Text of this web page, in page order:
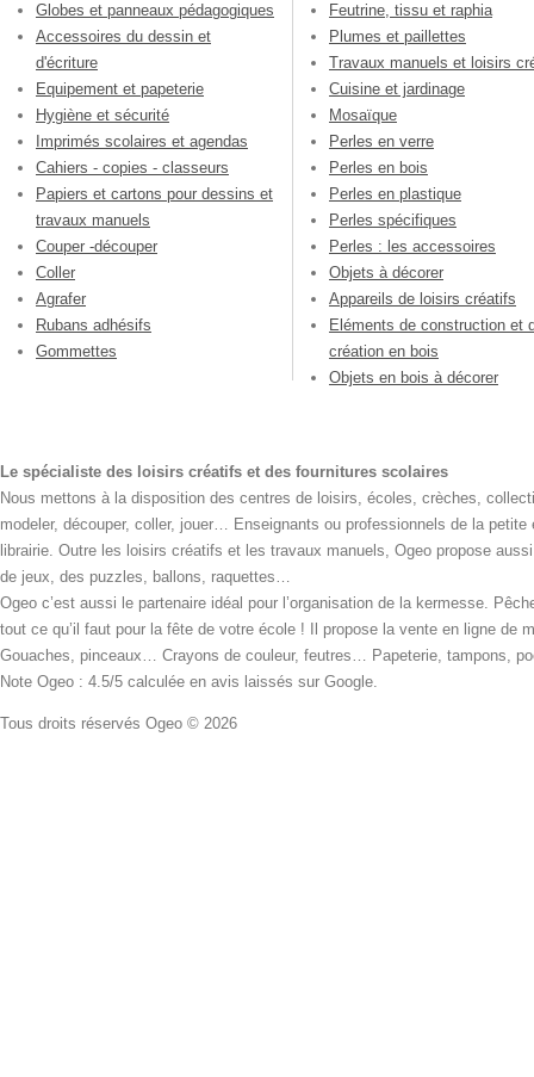
Globes et panneaux pédagogiques
Accessoires du dessin et
d'écriture
Equipement et papeterie
Hygiène et sécurité
Imprimés scolaires et agendas
Cahiers - copies - classeurs
Papiers et cartons pour dessins et
travaux manuels
Couper -découper
Coller
Agrafer
Rubans adhésifs
Gommettes
Feutrine, tissu et raphia
Plumes et paillettes
Travaux manuels et loisirs
Cuisine et jardinage
Mosaïque
Perles en verre
Perles en bois
Perles en plastique
Perles spécifiques
Perles : les accessoires
Objets à décorer
Appareils de loisirs créatifs
Eléments de construction et
création en bois
Objets en bois à décorer
Le spécialiste des loisirs créatifs et des fournitures scolaires
Nous mettons à la disposition des centres de loisirs, écoles, crèches,
modeler, découper, coller, jouer… Enseignants ou professionnels de la
librairie. Outre les loisirs créatifs et les travaux manuels, Ogeo propose
de jeux, des puzzles, ballons, raquettes…
Ogeo c’est aussi le partenaire idéal pour l’organisation de la kermesse.
tout ce qu’il faut pour la fête de votre école ! Il propose la vente en ligne
Gouaches, pinceaux… Crayons de couleur, feutres… Papeterie, tampons,
Note Ogeo : 4.5/5 calculée en avis laissés sur Google.
Tous droits réservés Ogeo © 2026